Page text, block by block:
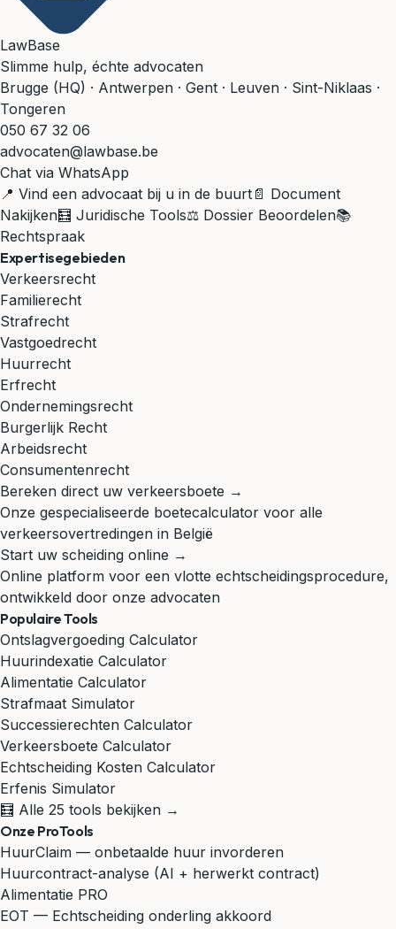
LawBase
Slimme hulp, échte advocaten
Brugge (HQ) · Antwerpen · Gent · Leuven · Sint-Niklaas ·
Tongeren
050 67 32 06
advocaten@lawbase.be
Chat via WhatsApp
📍 Vind een advocaat bij u in de buurt 📄 Document
Nakijken🧮 Juridische Tools⚖️ Dossier Beoordelen📚
Rechtspraak
Expertisegebieden
Verkeersrecht
Familierecht
Strafrecht
Vastgoedrecht
Huurrecht
Erfrecht
Ondernemingsrecht
Burgerlijk Recht
Arbeidsrecht
Consumentenrecht
Bereken direct uw verkeersboete →
Onze gespecialiseerde boetecalculator voor alle
verkeersovertredingen in België
Start uw scheiding online →
Online platform voor een vlotte echtscheidingsprocedure,
ontwikkeld door onze advocaten
Populaire Tools
Ontslagvergoeding Calculator
Huurindexatie Calculator
Alimentatie Calculator
Strafmaat Simulator
Successierechten Calculator
Verkeersboete Calculator
Echtscheiding Kosten Calculator
Erfenis Simulator
🧮 Alle 25 tools bekijken →
Onze ProTools
HuurClaim — onbetaalde huur invorderen
Huurcontract-analyse (AI + herwerkt contract)
Alimentatie PRO
EOT — Echtscheiding onderling akkoord